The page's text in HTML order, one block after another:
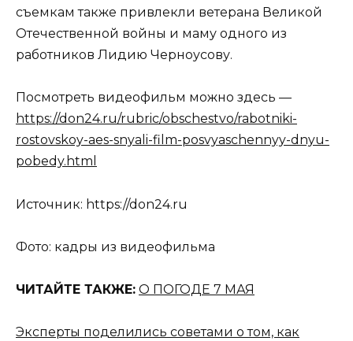
съемкам также привлекли ветерана Великой
Отечественной войны и маму одного из
работников Лидию Черноусову.
Посмотреть видеофильм можно здесь —
https://don24.ru/rubric/obschestvo/rabotniki-
rostovskoy-aes-snyali-film-posvyaschennyy-dnyu-
pobedy.html
Источник: https://don24.ru
Фото: кадры из видеофильма
ЧИТАЙТЕ ТАКЖЕ: О ПОГОДЕ 7 МАЯ
Эксперты поделились советами о том, как